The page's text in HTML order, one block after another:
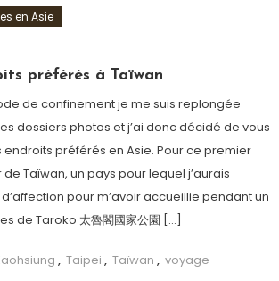
en Asie
préférés à Taïwan
de confinement je me suis replongée
dossiers photos et j’ai donc décidé de vous
préférés en Asie. Pour ce premier
Taïwan, un pays pour lequel j’aurais
pour m’avoir accueillie pendant un
de Taroko 太魯閣國家公園 […]
, Taipei , Taïwan , voyage